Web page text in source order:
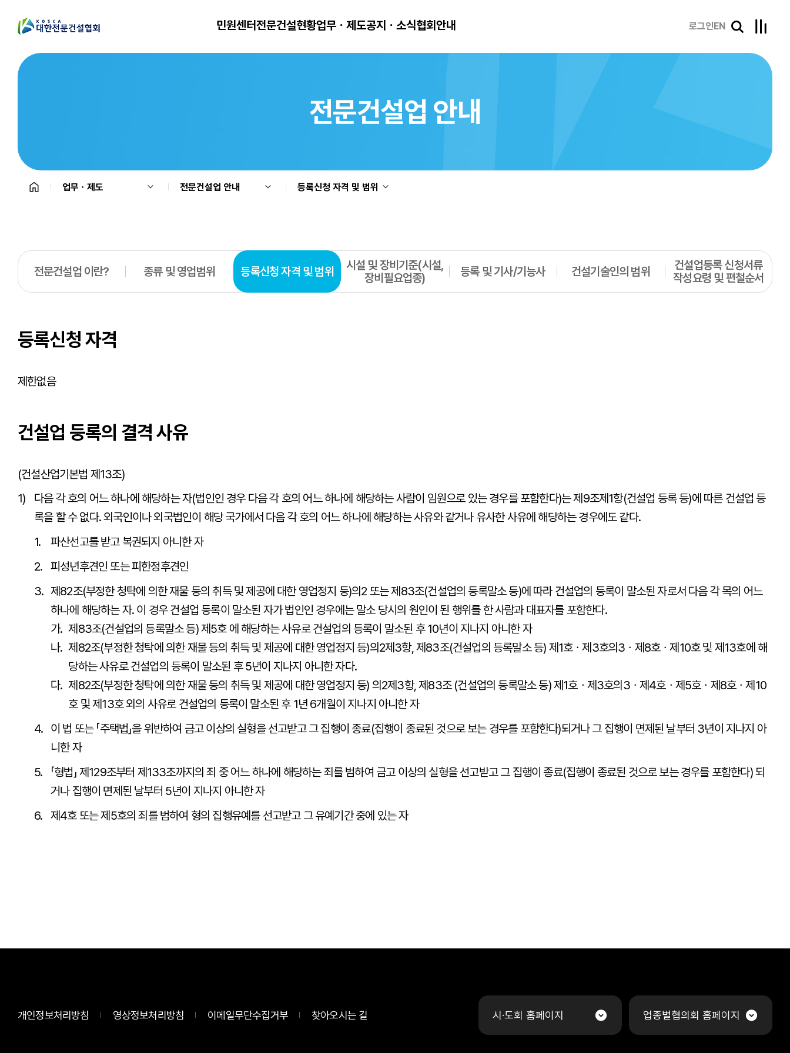
민원센터전문건설현황업무ㆍ제도공지ㆍ소식협회안내 로그인EN
전문건설업 안내
업무ㆍ제도 전문건설업 안내 등록신청 자격 및 범위
전문건설업 이란? 종류 및 영업범위 등록신청 자격 및 범위
시설 및 장비기준(시설,
장비필요업종)
등록 및 기사/기능사 건설기술인의 범위
건설업등록 신청서류
작성요령 및 편철순서
등록신청 자격
제한없음
건설업 등록의 결격 사유
(건설산업기본법 제13조)
다음 각 호의 어느 하나에 해당하는 자(법인인 경우 다음 각 호의 어느 하나에 해당하는 사람이 임원으로 있는 경우를 포함한다)는 제9조제1항(건설업 등록 등)에 따른 건설업 등
록을 할 수 없다. 외국인이나 외국법인이 해당 국가에서 다음 각 호의 어느 하나에 해당하는 사유와 같거나 유사한 사유에 해당하는 경우에도 같다.
파산선고를 받고 복권되지 아니한 자
피성년후견인 또는 피한정후견인
제82조(부정한 청탁에 의한 재물 등의 취득 및 제공에 대한 영업정지 등)의2 또는 제83조(건설업의 등록말소 등)에 따라 건설업의 등록이 말소된 자로서 다음 각 목의 어느
하나에 해당하는 자. 이 경우 건설업 등록이 말소된 자가 법인인 경우에는 말소 당시의 원인이 된 행위를 한 사람과 대표자를 포함한다.
가. 제83조(건설업의 등록말소 등) 제5호 에 해당하는 사유로 건설업의 등록이 말소된 후 10년이 지나지 아니한 자
나. 제82조(부정한 청탁에 의한 재물 등의 취득 및 제공에 대한 영업정지 등)의2제3항, 제83조(건설업의 등록말소 등) 제1호ㆍ제3호의3ㆍ제8호ㆍ제10호 및 제13호에 해
당하는 사유로 건설업의 등록이 말소된 후 5년이 지나지 아니한 자다.
다. 제82조(부정한 청탁에 의한 재물 등의 취득 및 제공에 대한 영업정지 등) 의2제3항, 제83조 (건설업의 등록말소 등) 제1호ㆍ제3호의3ㆍ제4호ㆍ제5호ㆍ제8호ㆍ제10
호 및 제13호 외의 사유로 건설업의 등록이 말소된 후 1년 6개월이 지나지 아니한 자
이 법 또는 「주택법」을 위반하여 금고 이상의 실형을 선고받고 그 집행이 종료(집행이 종료된 것으로 보는 경우를 포함한다)되거나 그 집행이 면제된 날부터 3년이 지나지 아
니한 자
「형법」 제129조부터 제133조까지의 죄 중 어느 하나에 해당하는 죄를 범하여 금고 이상의 실형을 선고받고 그 집행이 종료(집행이 종료된 것으로 보는 경우를 포함한다) 되
거나 집행이 면제된 날부터 5년이 지나지 아니한 자
제4호 또는 제5호의 죄를 범하여 형의 집행유예를 선고받고 그 유예기간 중에 있는 자
개인정보처리방침 영상정보처리방침 이메일무단수집거부 찾아오시는 길 시·도회 홈페이지 업종별협의회 홈페이지